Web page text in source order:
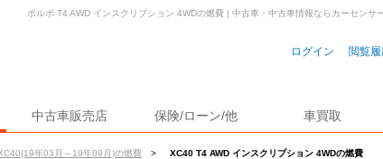
ログイン 閲覧
中古車販売店 保険/ローン/他 車買取
年03月～19年09月)の燃費 >
XC40 T4 AWD インスクリプション 4WDの燃費
ボルボ T4 AWD インスクリプション 4WDの燃費 | 中古車・中古車情報ならカーセンサ